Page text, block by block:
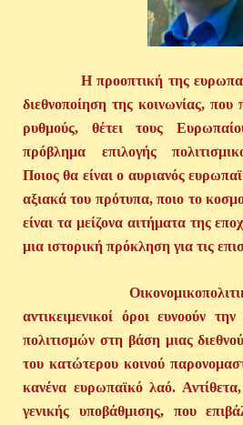
Η προοπτική της
διεθνοποίηση της κοινωνίας, που
ρυθμούς, θέτει τους
πρόβλημα επιλογής
Ποιος θα είναι ο αυριανός
αξιακά του πρότυπα, ποιο το
είναι τα μείζονα αιτήματα της
μια ιστορική πρόκληση για τις
Οικονομικοπολιτικές
αντικειμενικοί όροι ευνοούν
πολιτισμών στη βάση μιας
του κατώτερου κοινού
κανένα ευρωπαϊκό λαό.
γενικής υποβάθμισης, που